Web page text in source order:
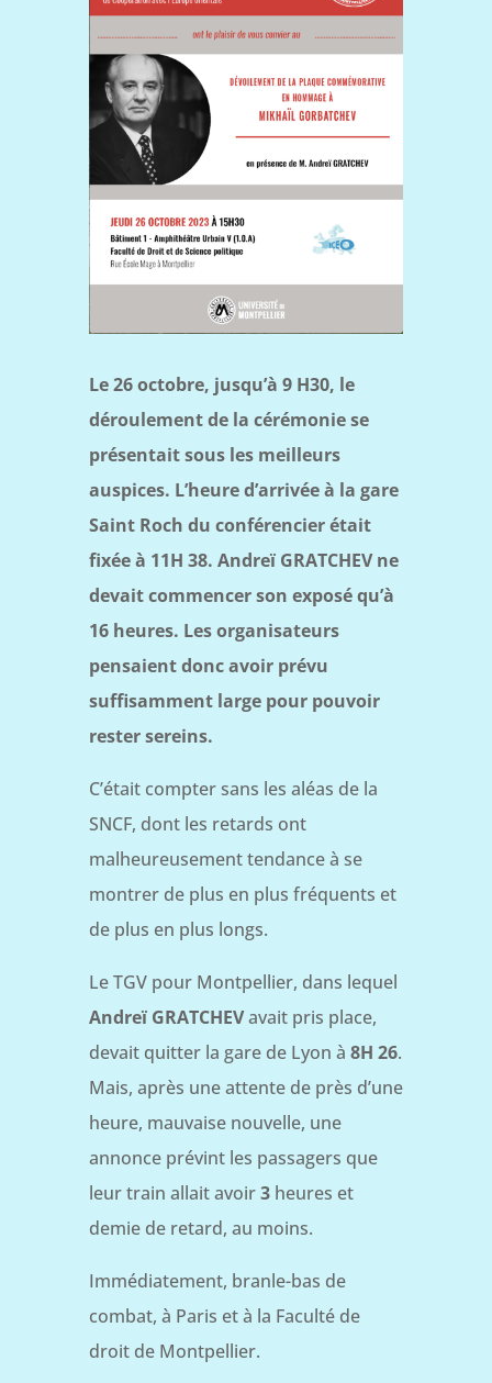
Le 26 octobre, jusqu’à 9 H30, le
déroulement de la cérémonie se
présentait sous les meilleurs
auspices. L’heure d’arrivée à la gare
Saint Roch du conférencier était
fixée à 11H 38. Andreï GRATCHEV ne
devait commencer son exposé qu’à
16 heures. Les organisateurs
pensaient donc avoir prévu
suffisamment large pour pouvoir
rester sereins.
C’était compter sans les aléas de la
SNCF, dont les retards ont
malheureusement tendance à se
montrer de plus en plus fréquents et
de plus en plus longs.
Le TGV pour Montpellier, dans lequel
Andreï GRATCHEVavait pris place,
devait quitter la gare de Lyon à 8H 26.
Mais, après une attente de près d’une
heure, mauvaise nouvelle, une
annonce prévint les passagers que
leur train allait avoir3 heures et
demie de retard, au moins.
Immédiatement, branle-bas de
combat, à Paris et à la Faculté de
droit de Montpellier.